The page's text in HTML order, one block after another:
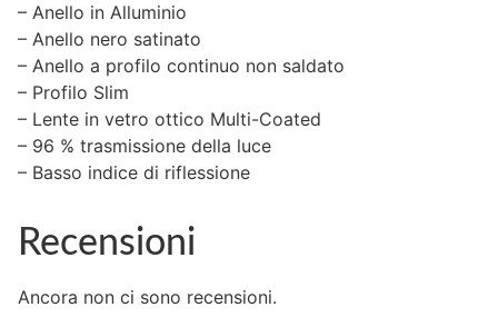
– Anello in Alluminio
– Anello nero satinato
– Anello a profilo continuo non saldato
– Profilo Slim
– Lente in vetro ottico Multi-Coated
– 96 % trasmissione della luce
– Basso indice di riflessione
Recensioni
Ancora non ci sono recensioni.